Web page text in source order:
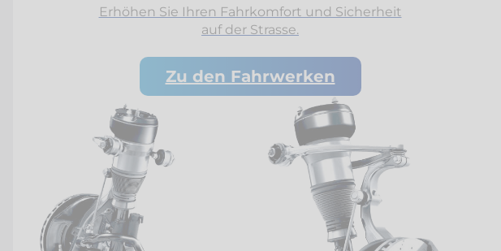
Erhöhen Sie Ihren Fahrkomfort und Sicherheit
auf der Strasse.
Zu den Fahrwerken